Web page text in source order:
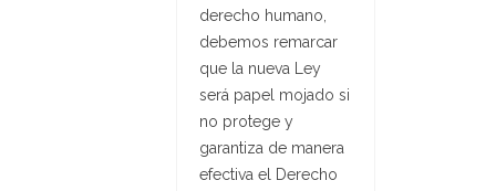
derecho humano,
debemos remarcar
que la nueva Ley
será papel mojado si
no protege y
garantiza de manera
efectiva el Derecho